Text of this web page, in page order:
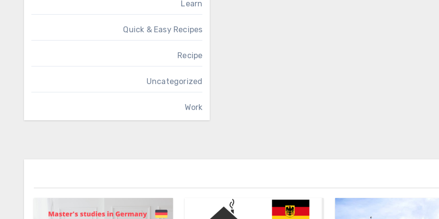
Learn
Quick & Easy Recipes
Recipe
Uncategorized
Work